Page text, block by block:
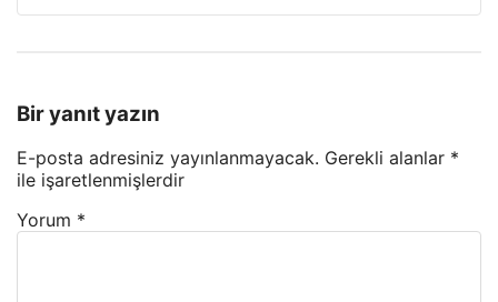
Bir yanıt yazın
E-posta adresiniz yayınlanmayacak. Gerekli alanlar *
ile işaretlenmişlerdir
Yorum *